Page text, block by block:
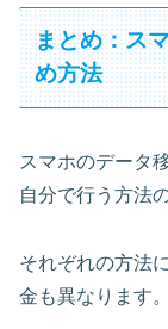
まとめ：ス
め方法
スマホのデータ
自分で行う方法
それぞれの方法
金も異なります。